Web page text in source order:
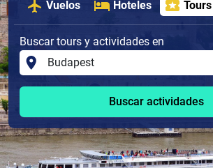
Vuelos Hoteles Tours
Buscar tours y actividades en
Buscar actividades